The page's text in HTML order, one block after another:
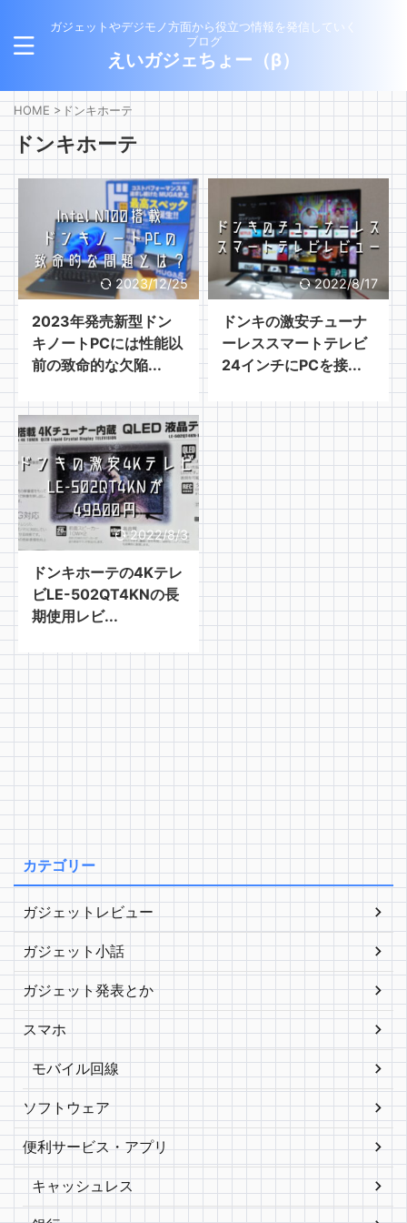
ガジェットやデジモノ方面から役立つ情報を発信していく
ブログ
えいガジェちょー（β）
HOME > ドンキホーテ
ドンキホーテ
2023/12/25
2023年発売新型ドン
キノートPCには性能以
前の致命的な欠陥...
2022/8/17
ドンキの激安チューナ
ーレススマートテレビ
24インチにPCを接...
2022/8/3
ドンキホーテの4Kテレ
ビLE-502QT4KNの長
期使用レビ...
カテゴリー
ガジェットレビュー
ガジェット小話
ガジェット発表とか
スマホ
モバイル回線
ソフトウェア
便利サービス・アプリ
キャッシュレス